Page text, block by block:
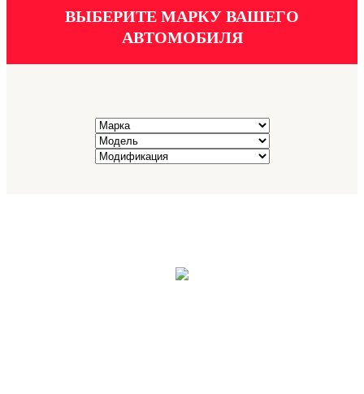
ВЫБЕРИТЕ МАРКУ ВАШЕГО
АВТОМОБИЛЯ